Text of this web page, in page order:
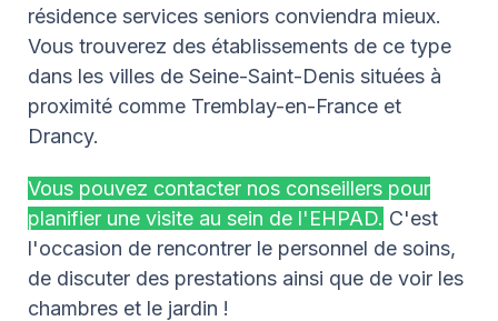
résidence services seniors conviendra mieux.
Vous trouverez des établissements de ce type
dans les villes de Seine-Saint-Denis situées à
proximité comme Tremblay-en-France et
Drancy.
Vous pouvez contacter nos conseillers pour
planifier une visite au sein de l'EHPAD. C'est
l'occasion de rencontrer le personnel de soins,
de discuter des prestations ainsi que de voir les
chambres et le jardin !